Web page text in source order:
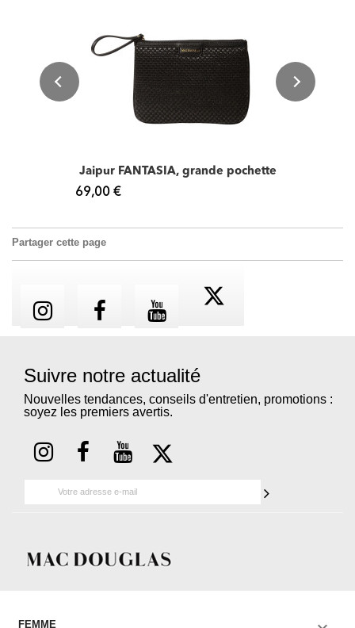
Jaipur FANTASIA, grande pochette
69,00 €
Partager cette page
Suivre notre actualité
Nouvelles tendances, conseils d'entretien, promotions :
soyez les premiers avertis.
FEMME